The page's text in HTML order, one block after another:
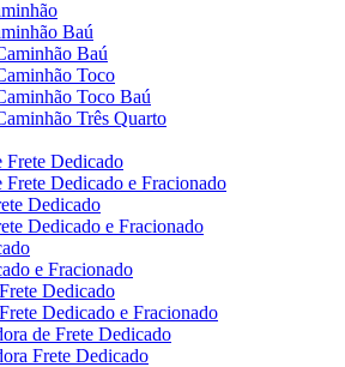
Baú
Baú
Toco
Toco Baú
Três Quarto
Frete Dedicado
Frete Dedicado e Fracionado
Dedicado
Dedicado e Fracionado
e Fracionado
Dedicado
Dedicado e Fracionado
de Frete Dedicado
Frete Dedicado